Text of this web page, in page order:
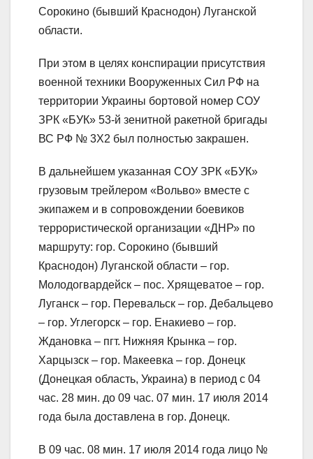
Сорокино (бывший Краснодон) Луганской
области.
При этом в целях конспирации присутствия
военной техники Вооруженных Сил РФ на
территории Украины бортовой номер СОУ
ЗРК «БУК» 53-й зенитной ракетной бригады
ВС РФ № 3Х2 был полностью закрашен.
В дальнейшем указанная СОУ ЗРК «БУК»
грузовым трейлером «Вольво» вместе с
экипажем и в сопровождении боевиков
террористической организации «ДНР» по
маршруту: гор. Сорокино (бывший
Краснодон) Луганской области – гор.
Молодогвардейск – пос. Хрящеватое – гор.
Луганск – гор. Перевальск – гор. Дебальцево
– гор. Углегорск – гор. Енакиево – гор.
Ждановка – пгт. Нижняя Крынка – гор.
Харцызск – гор. Макеевка – гор. Донецк
(Донецкая область, Украина) в период с 04
час. 28 мин. до 09 час. 07 мин. 17 июля 2014
года была доставлена в гор. Донецк.
В 09 час. 08 мин. 17 июля 2014 года лицо №